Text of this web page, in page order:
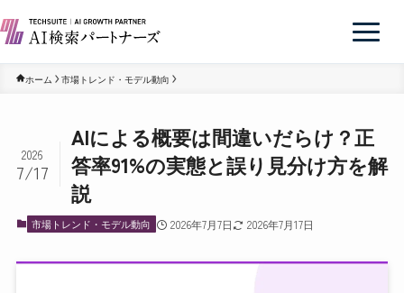
ホーム 市場トレンド・モデル動向
AIによる概要は間違いだらけ？正
答率91%の実態と誤り見分け方を解
説
2026
7/17
市場トレンド・モデル動向 2026年7月7日 2026年7月17日